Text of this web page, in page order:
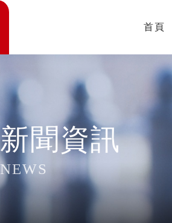
首頁
新聞資訊
NEWS